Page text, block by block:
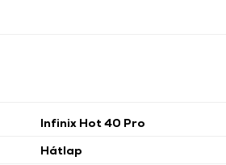
Infinix Hot 40 Pro
Hátlap